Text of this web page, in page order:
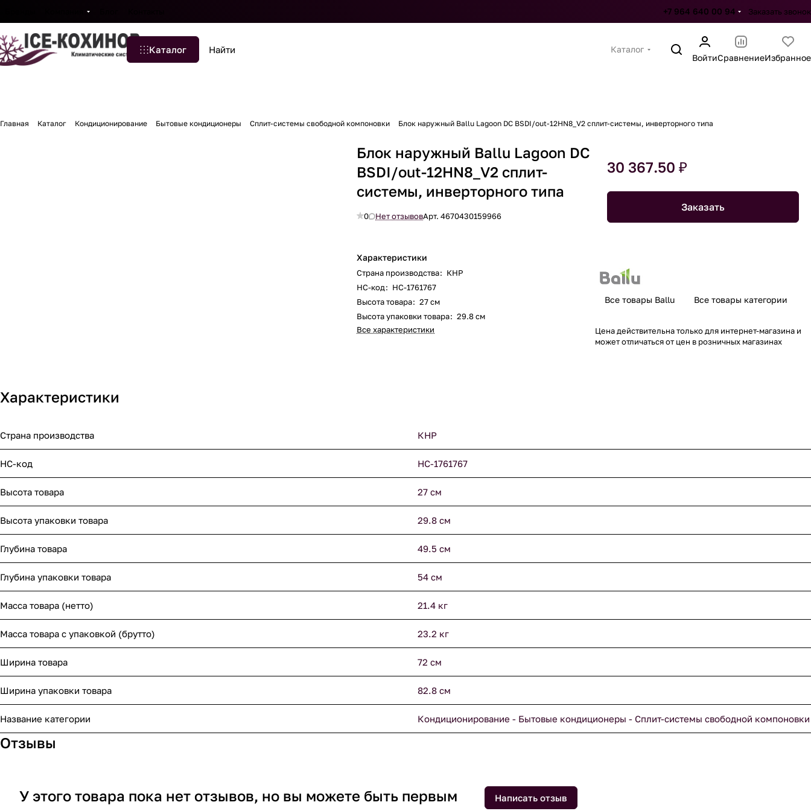
+7 964 640 00 94 Заказать звонок
Каталог
Каталог
ВойтиСравнениеИзбранное
Главная Каталог Кондиционирование Бытовые кондиционеры Сплит-системы свободной компоновки Блок наружный Ballu Lagoon DC BSDI/out-12HN8_V2 сплит-системы, инверторного типа
Блок наружный Ballu Lagoon DC
BSDI/out-12HN8_V2 сплит-
системы, инверторного типа
0 Нет отзывовАрт.4670430159966
Характеристики
Страна производства: КНР
НС-код: НС-1761767
Высота товара: 27 см
Высота упаковки товара: 29.8 см
Все характеристики
30 367.50 ₽
Заказать
Все товары Ballu Все товары категории
Цена действительна только для интернет-магазина и
может отличаться от цен в розничных магазинах
Характеристики
Страна производства КНР
НС-код НС-1761767
Высота товара 27 см
Высота упаковки товара 29.8 см
Глубина товара 49.5 см
Глубина упаковки товара 54 см
Масса товара (нетто) 21.4 кг
Масса товара с упаковкой (брутто) 23.2 кг
Ширина товара 72 см
Ширина упаковки товара 82.8 см
Название категории Кондиционирование - Бытовые кондиционеры - Сплит-системы свободной компоновки
Отзывы
У этого товара пока нет отзывов, но вы можете быть первым Написать отзыв